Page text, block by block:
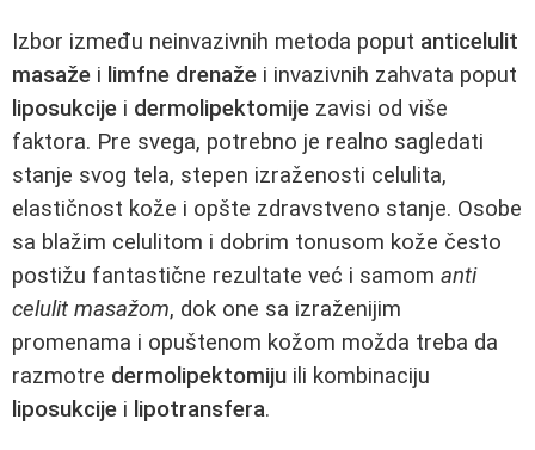
Izbor između neinvazivnih metoda poput anticelulit
masaže i limfne drenaže i invazivnih zahvata poput
liposukcije i dermolipektomije zavisi od više
faktora. Pre svega, potrebno je realno sagledati
stanje svog tela, stepen izraženosti celulita,
elastičnost kože i opšte zdravstveno stanje. Osobe
sa blažim celulitom i dobrim tonusom kože često
postižu fantastične rezultate već i samom anti
celulit masažom, dok one sa izraženijim
promenama i opuštenom kožom možda treba da
razmotre dermolipektomiju ili kombinaciju
liposukcije i lipotransfera.